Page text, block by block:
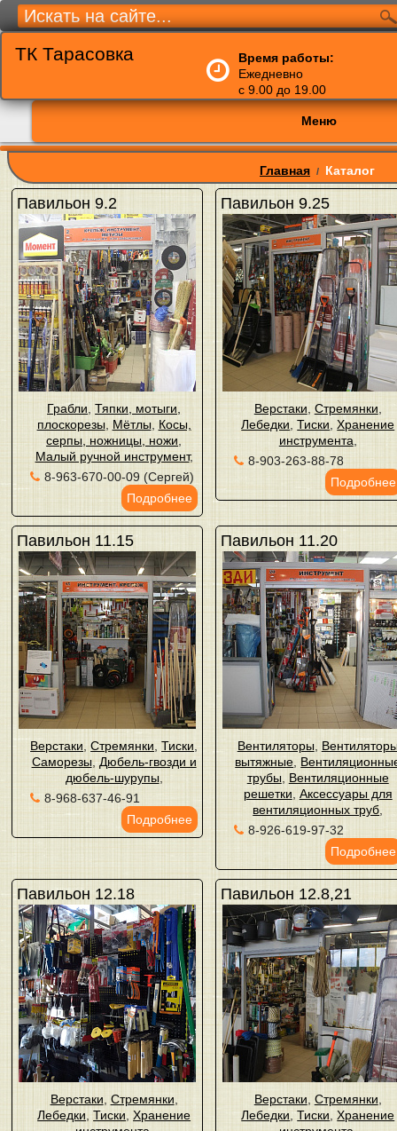
ТК Тарасовка
Время работы:
Ежедневно
с 9.00 до 19.00
Меню
Главная / Каталог
Павильон 9.2
Грабли ,Тяпки, мотыги,
плоскорезы, Мётлы,Косы,
серпы, ножницы, ножи
Малый ручной инструмент,
8-963-670-00-09 (Сергей)
Подробнее
Павильон 9.25
Верстаки Стремянки
Лебедки ,Тиски ,Хранение
инструмента
8-903-263-88-78
Подробнее
Павильон 11.15
Верстаки ,Стремянки ,Тиски
Саморезы,Дюбель-гвозди и
дюбель-шурупы,
8-968-637-46-91
Подробнее
Павильон 11.20
Вентиляторы,
вытяжные
трубы, Вентиляционные
решетки Аксессуары для
вентиляционных труб
8-926-619-97-32
Подробнее
Павильон 12.18
Верстаки Стремянки
Лебедки ,Тиски ,Хранение
Павильон 12.8,21
Верстаки Стремянки
Лебедки ,Тиски ,Хранение